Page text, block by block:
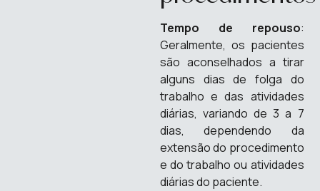
Tempo de repouso:
Geralmente, os pacientes
são aconselhados a tirar
alguns dias de folga do
trabalho e das atividades
diárias, variando de 3 a 7
dias, dependendo da
extensão do procedimento
e do trabalho ou atividades
diárias do paciente.